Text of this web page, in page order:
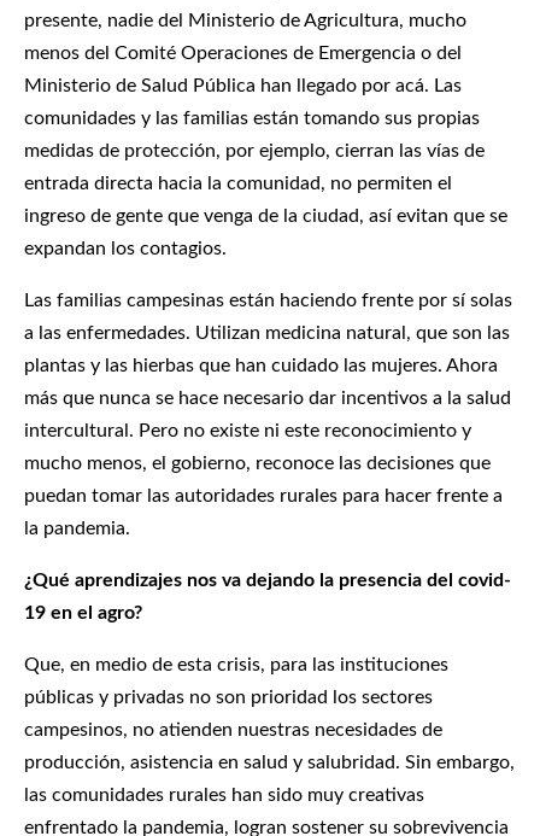
presente, nadie del Ministerio de Agricultura, mucho
menos del Comité Operaciones de Emergencia o del
Ministerio de Salud Pública han llegado por acá. Las
comunidades y las familias están tomando sus propias
medidas de protección, por ejemplo, cierran las vías de
entrada directa hacia la comunidad, no permiten el
ingreso de gente que venga de la ciudad, así evitan que se
expandan los contagios.
Las familias campesinas están haciendo frente por sí solas
a las enfermedades. Utilizan medicina natural, que son las
plantas y las hierbas que han cuidado las mujeres. Ahora
más que nunca se hace necesario dar incentivos a la salud
intercultural. Pero no existe ni este reconocimiento y
mucho menos, el gobierno, reconoce las decisiones que
puedan tomar las autoridades rurales para hacer frente a
la pandemia.
¿Qué aprendizajes nos va dejando la presencia del covid-
19 en el agro?
Que, en medio de esta crisis, para las instituciones
públicas y privadas no son prioridad los sectores
campesinos, no atienden nuestras necesidades de
producción, asistencia en salud y salubridad. Sin embargo,
las comunidades rurales han sido muy creativas
enfrentado la pandemia, logran sostener su sobrevivencia